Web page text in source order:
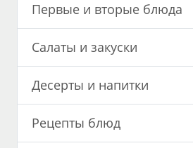
Первые и вторые блюда
Салаты и закуски
Десерты и напитки
Рецепты блюд